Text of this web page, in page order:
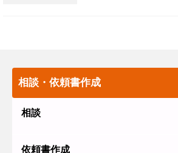
相談・依頼書作成
相談
依頼書作成